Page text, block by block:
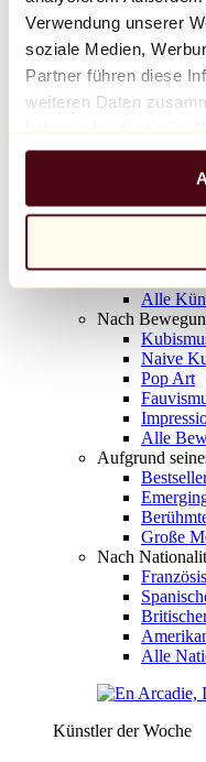
Verwendung unserer
soziale Medien,
Partner führen diese
weiteren Daten
gesammelt haben.
Balloon Dog
Jeff Koons
10.000 €
Alle
Alle
Alle
Nach
Naive
Pop Art
Alle
Aufgrund
Große
Nach
Alle
Künstler der Woche